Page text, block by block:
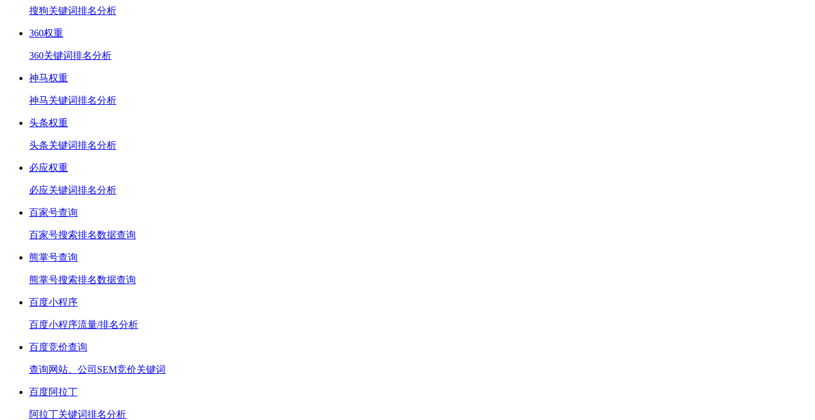
搜狗关键词排名分析
360权重
360关键词排名分析
神马权重
神马关键词排名分析
头条权重
头条关键词排名分析
必应权重
必应关键词排名分析
百家号查询
百家号搜索排名数据查询
熊掌号查询
熊掌号搜索排名数据查询
百度小程序
百度小程序流量/排名分析
百度竞价查询
查询网站、公司SEM竞价关键词
百度阿拉丁
阿拉丁关键词排名分析